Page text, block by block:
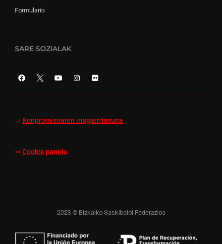
Formulario
SARE SOZIALAK
⇒ Konpromisoaren irisgarritasuna
⇒ Cookie panela
2023 © Bizkaiko Saskibaloi Federazioa